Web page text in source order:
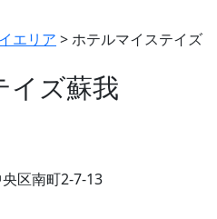
エリア >ホテルマイステイズ
イズ蘇我
区南町2-7-13